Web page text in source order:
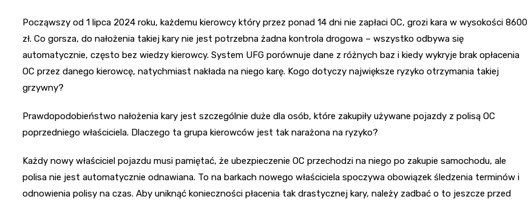
Począwszy od 1 lipca 2024 roku, każdemu kierowcy który przez ponad 14 dni nie zapłaci OC, grozi kara w wysokości 8600
zł. Co gorsza, do nałożenia takiej kary nie jest potrzebna żadna kontrola drogowa – wszystko odbywa się
automatycznie, często bez wiedzy kierowcy. System UFG porównuje dane z różnych baz i kiedy wykryje brak opłacenia
OC przez danego kierowcę, natychmiast nakłada na niego karę. Kogo dotyczy największe ryzyko otrzymania takiej
grzywny?
Prawdopodobieństwo nałożenia kary jest szczególnie duże dla osób, które zakupiły używane pojazdy z polisą OC
poprzedniego właściciela. Dlaczego ta grupa kierowców jest tak narażona na ryzyko?
Każdy nowy właściciel pojazdu musi pamiętać, że ubezpieczenie OC przechodzi na niego po zakupie samochodu, ale
polisa nie jest automatycznie odnawiana. To na barkach nowego właściciela spoczywa obowiązek śledzenia terminów i
odnowienia polisy na czas. Aby uniknąć konieczności płacenia tak drastycznej kary, należy zadbać o to jeszcze przed